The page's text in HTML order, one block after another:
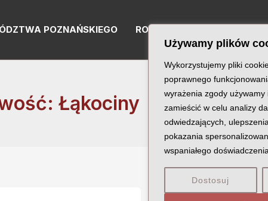
Używamy plików
Wykorzystujemy pliki
poprawnego
wyrażenia zgody
zamieścić w celu analizy
odwiedzających,
pokazania
wspaniałego
Dostosuj
POZNAŃSKIEGO RODZINY KATYŃSKIE
Łąkociny
Szukaj